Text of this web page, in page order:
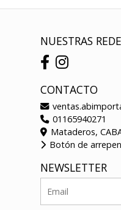
NUESTRAS
CONTACTO
01165940271
Mataderos,
Botón de
NEWSLETTER